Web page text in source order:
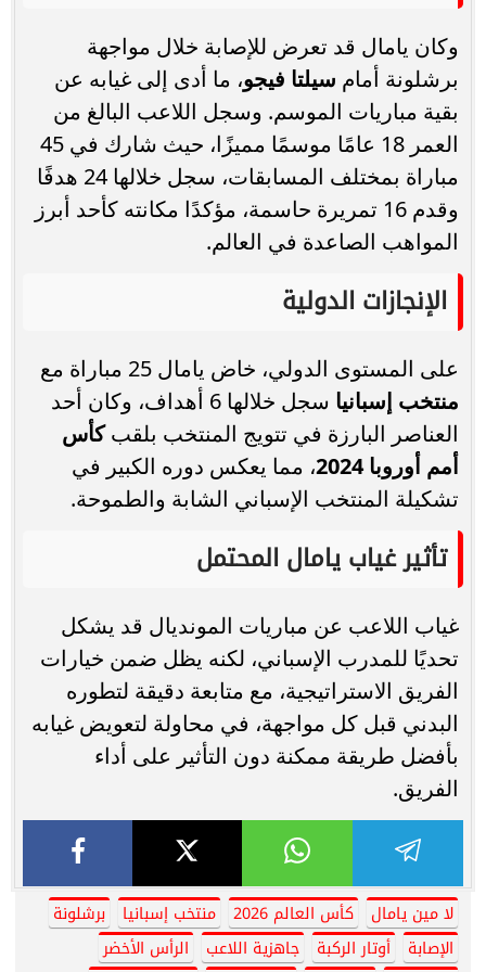
وكان يامال قد تعرض للإصابة خلال مواجهة
برشلونة أمام سيلتا فيجو، ما أدى إلى غيابه عن
بقية مباريات الموسم. وسجل اللاعب البالغ من
العمر 18 عامًا موسمًا مميزًا، حيث شارك في 45
مباراة بمختلف المسابقات، سجل خلالها 24 هدفًا
وقدم 16 تمريرة حاسمة، مؤكدًا مكانته كأحد أبرز
المواهب الصاعدة في العالم.
الإنجازات الدولية
على المستوى الدولي، خاض يامال 25 مباراة مع
منتخب إسبانيا
سجل خلالها 6 أهداف، وكان أحد
العناصر البارزة في تتويج المنتخب بلقبكأس
أمم أوروبا 2024
، مما يعكس دوره الكبير في
تشكيلة المنتخب الإسباني الشابة والطموحة.
تأثير غياب يامال المحتمل
غياب اللاعب عن مباريات المونديال قد يشكل
تحديًا للمدرب الإسباني، لكنه يظل ضمن خيارات
الفريق الاستراتيجية، مع متابعة دقيقة لتطوره
البدني قبل كل مواجهة، في محاولة لتعويض غيابه
بأفضل طريقة ممكنة دون التأثير على أداء
الفريق.
لا مين يامال كأس العالم 2026 منتخب إسبانيا
برشلونة
الإصابة
أوتار الركبة جاهزية اللاعب
الرأس الأخضر